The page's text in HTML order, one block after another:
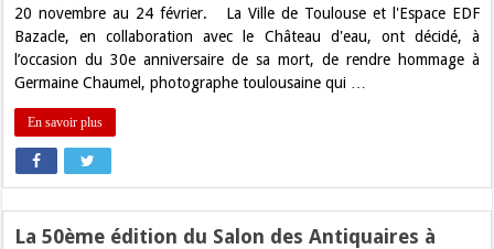
20 novembre au 24 février. La Ville de Toulouse et l'Espace EDF
Bazacle, en collaboration avec le Château d'eau, ont décidé, à
l’occasion du 30e anniversaire de sa mort, de rendre hommage à
Germaine Chaumel, photographe toulousaine qui …
En savoir plus
La 50ème édition du Salon des Antiquaires à